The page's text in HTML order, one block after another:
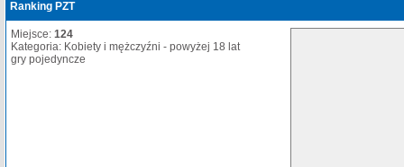
Ranking PZT
Miejsce: 124
Kategoria: Kobiety i mężczyźni - powyżej 18 lat
gry pojedyncze